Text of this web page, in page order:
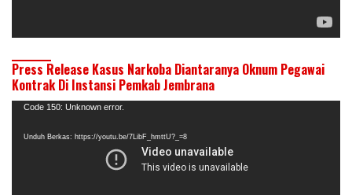
Press Release Kasus Narkoba Diantaranya Oknum Pegawai
Kontrak Di Instansi Pemkab Jembrana
Pemutar
Code 150: Unknown error.
Unduh Berkas: https://youtu.be/7LibF_hmttU?_=8